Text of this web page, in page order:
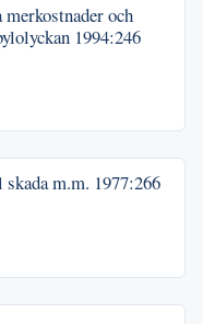
och
1994:246
m.m. 1977:266